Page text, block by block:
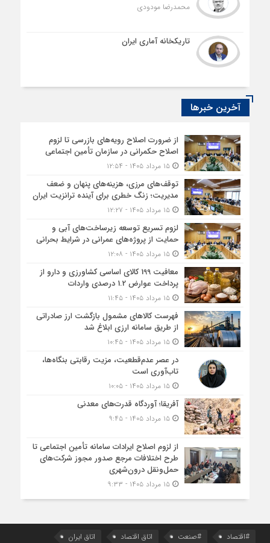
محمدرضا مودودی
تاریکخانه آماری ایران
آخرین خبرها
از ضرورت اصلاح رویه‌های بازرسی تا لزوم
اصلاح حکمرانی در سازمان تأمین اجتماعی
۱۵ مرداد ۱۴۰۵ - ۱۲:۵۴
توقف‌های مرزی، هزینه‌های پنهان و ضعف
مدیریت؛ زنگ خطری برای آینده ترانزیت ایران
۱۵ مرداد ۱۴۰۵ - ۱۲:۲۷
لزوم تسریع توسعه زیرساخت‌های آبی و
حمایت از پروژه‌های عمرانی در شرایط بحرانی
۱۵ مرداد ۱۴۰۵ - ۱۲:۰۸
معافیت 199 کالای اساسی کشاورزی و دارو از
پرداخت عوارض 1.2 درصدی واردات
۱۵ مرداد ۱۴۰۵ - ۱۱:۴۵
فهرست کالاهای مشمول بازگشت ارز صادراتی
از طریق سامانه ارزی ابلاغ شد
۱۵ مرداد ۱۴۰۵ - ۱۰:۴۵
در عصر عدم‌قطعیت، مزیت رقابتی بنگاه‌ها،
تاب‌آوری است
۱۵ مرداد ۱۴۰۵ - ۱۰:۰۵
آفریقا؛ آوردگاه قدرت‌های معدنی
۱۵ مرداد ۱۴۰۵ - ۹:۴۵
از لزوم اصلاح ایرادات سامانه تأمین اجتماعی تا
طرح اختلافات مرجع صدور مجوز شرکت‌های
حمل‌ونقل درون‌شهری
۱۵ مرداد ۱۴۰۵ - ۹:۳۳
#اقتصاد #صنعت اتاق اقتصاد اتاق ایران